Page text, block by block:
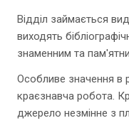
Відділ займається
виходять
знаменним та
Особливе значення в
краєзнавча робота.
джерело незмінне з